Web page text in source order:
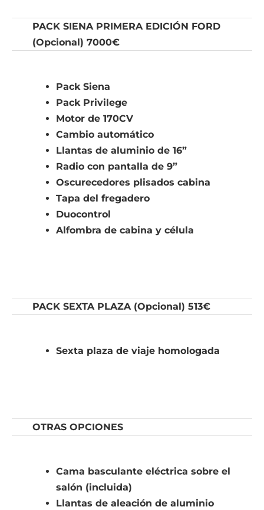
PACK SIENA PRIMERA EDICIÓN FORD
(Opcional) 7000€
Pack Siena
Pack Privilege
Motor de 170CV
Cambio automático
Llantas de aluminio de 16”
Radio con pantalla de 9”
Oscurecedores plisados cabina
Tapa del fregadero
Duocontrol
Alfombra de cabina y célula
PACK SEXTA PLAZA (Opcional) 513€
Sexta plaza de viaje homologada
OTRAS OPCIONES
Cama basculante eléctrica sobre el
salón (incluida)
Llantas de aleación de aluminio